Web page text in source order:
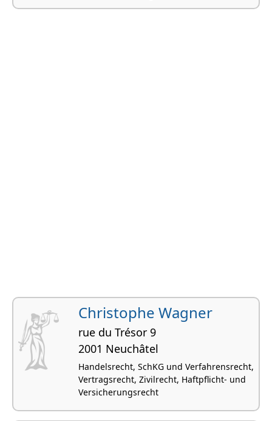
Christophe Wagner
rue du Trésor 9
2001 Neuchâtel
Handelsrecht, SchKG und Verfahrensrecht,
Vertragsrecht, Zivilrecht, Haftpflicht- und
Versicherungsrecht